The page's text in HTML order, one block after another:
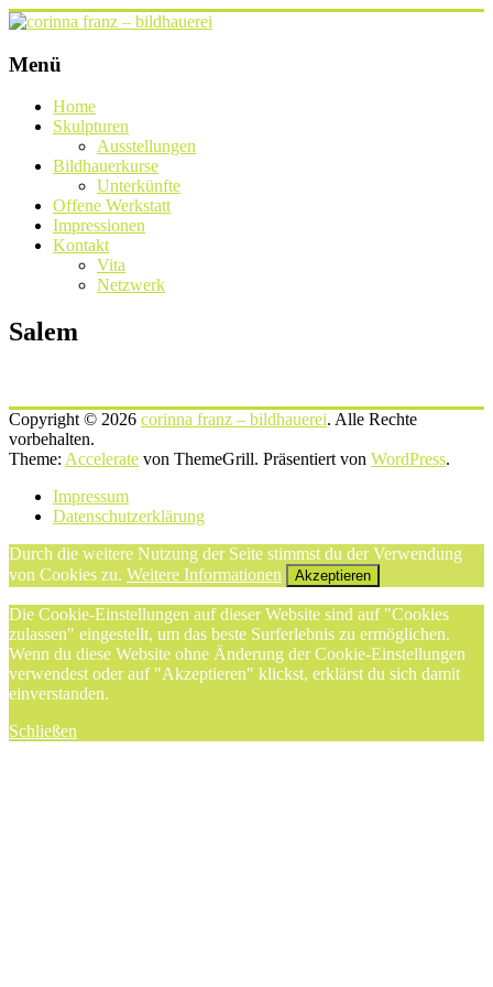
Zum
springen
corinna
bildhauerei
lichtgestalten
Menü
Home
Skulpturen
Ausstellungen
Bildhauerkurse
Unterkünfte
Offene Werkstatt
Impressionen
Kontakt
Vita
Netzwerk
Salem
Copyright © 2026 corinna franz – bildhauerei. Alle Rechte
vorbehalten.
Theme: Accelerate von ThemeGrill. Präsentiert von WordPress.
Impressum
Datenschutzerklärung
Durch die weitere Nutzung der Seite stimmst du der Verwendung
von Cookies zu. Weitere Informationen Akzeptieren
Die Cookie-Einstellungen auf dieser Website sind auf "Cookies
zulassen" eingestellt, um das beste Surferlebnis zu ermöglichen.
Wenn du diese Website ohne Änderung der Cookie-Einstellungen
verwendest oder auf "Akzeptieren" klickst, erklärst du sich damit
einverstanden.
Schließen